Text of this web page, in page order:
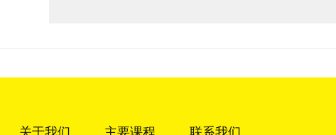
关于我们 主要课程 联系我们